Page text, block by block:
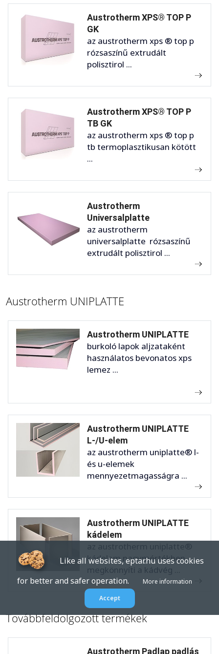
Austrotherm XPS® TOP P
GK
az austrotherm xps ® top p
rózsaszínű extrudált
polisztirol ...
Austrotherm XPS® TOP P
TB GK
az austrotherm xps ® top p
tb termoplasztikusan kötött
...
Austrotherm
Universalplatte
az austrotherm
universalplatte rózsaszínű
extrudált polisztirol ...
Austrotherm UNIPLATTE
Austrotherm UNIPLATTE
burkoló lapok aljzataként
használatos bevonatos xps
lemez ...
Austrotherm UNIPLATTE
L-/U-elem
az austrotherm uniplatte® l-
és u-elemek
mennyezetmagasságra ...
Austrotherm UNIPLATTE
kádelem
az austrotherm uniplatte®
kádelem nagymértékben
megkönnyíti a kádvég ...
Továbbfeldolgozott termékek
Austrotherm Padlap padlás
Like all websites, eptar.hu uses cookies
for better and safer operation.
More information
Accept